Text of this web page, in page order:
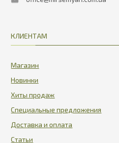
КЛИЕНТАМ
Магазин
Новинки
Хиты продаж
Специальные предложения
Доставка и оплата
Статьи